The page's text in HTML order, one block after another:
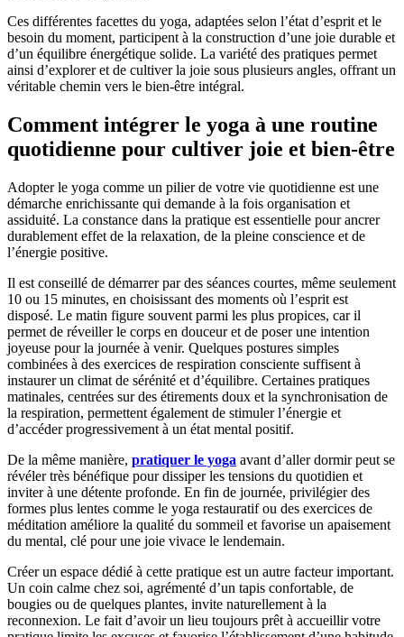
Ces différentes facettes du yoga, adaptées selon l’état d’esprit et le
besoin du moment, participent à la construction d’une joie durable et
d’un équilibre énergétique solide. La variété des pratiques permet
ainsi d’explorer et de cultiver la joie sous plusieurs angles, offrant un
véritable chemin vers le bien-être intégral.
Comment intégrer le yoga à une routine
quotidienne pour cultiver joie et bien-être
Adopter le yoga comme un pilier de votre vie quotidienne est une
démarche enrichissante qui demande à la fois organisation et
assiduité. La constance dans la pratique est essentielle pour ancrer
durablement effet de la relaxation, de la pleine conscience et de
l’énergie positive.
Il est conseillé de démarrer par des séances courtes, même seulement
10 ou 15 minutes, en choisissant des moments où l’esprit est
disposé. Le matin figure souvent parmi les plus propices, car il
permet de réveiller le corps en douceur et de poser une intention
joyeuse pour la journée à venir. Quelques postures simples
combinées à des exercices de respiration consciente suffisent à
instaurer un climat de sérénité et d’équilibre. Certaines pratiques
matinales, centrées sur des étirements doux et la synchronisation de
la respiration, permettent également de stimuler l’énergie et
d’accéder progressivement à un état mental positif.
De la même manière, pratiquer le yoga avant d’aller dormir peut se
révéler très bénéfique pour dissiper les tensions du quotidien et
inviter à une détente profonde. En fin de journée, privilégier des
formes plus lentes comme le yoga restauratif ou des exercices de
méditation améliore la qualité du sommeil et favorise un apaisement
du mental, clé pour une joie vivace le lendemain.
Créer un espace dédié à cette pratique est un autre facteur important.
Un coin calme chez soi, agrémenté d’un tapis confortable, de
bougies ou de quelques plantes, invite naturellement à la
reconnexion. Le fait d’avoir un lieu toujours prêt à accueillir votre